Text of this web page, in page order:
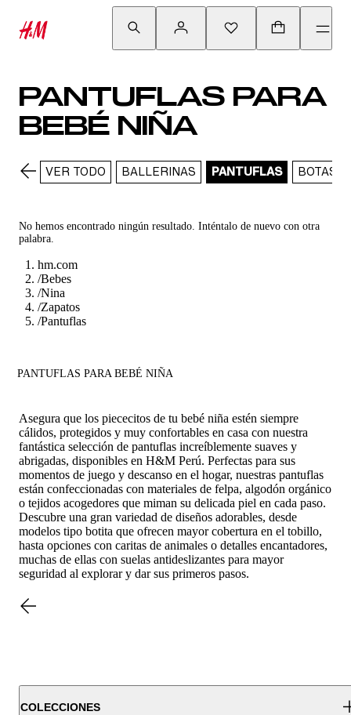
PANTUFLAS PARA
BEBÉ NIÑA
VER TODO BALLERINAS PANTUFLAS BOTAS
No hemos encontrado ningún resultado. Inténtalo de nuevo con otra
palabra.
hm.com
/Bebes
/Nina
/Zapatos
/Pantuflas
PANTUFLAS PARA BEBÉ NIÑA
Asegura que los piececitos de tu bebé niña estén siempre
cálidos, protegidos y muy confortables en casa con nuestra
fantástica selección de pantuflas increíblemente suaves y
abrigadas, disponibles en H&M Perú. Perfectas para sus
momentos de juego y descanso en el hogar, nuestras pantuflas
están confeccionadas con materiales de felpa, algodón orgánico
o tejidos acogedores que miman su delicada piel en cada paso.
Descubre una gran variedad de diseños adorables, desde
modelos tipo botita que ofrecen mayor cobertura en el tobillo,
hasta opciones con caritas de animales o detalles encantadores,
muchas de ellas con suelas antideslizantes para mayor
seguridad al explorar y dar sus primeros pasos.
COLECCIONES